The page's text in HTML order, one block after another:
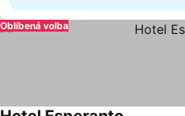
Oblíbená volba